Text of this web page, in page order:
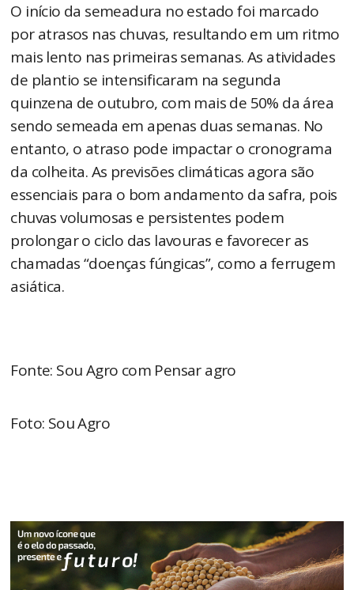
O início da semeadura no estado foi marcado
por atrasos nas chuvas, resultando em um ritmo
mais lento nas primeiras semanas. As atividades
de plantio se intensificaram na segunda
quinzena de outubro, com mais de 50% da área
sendo semeada em apenas duas semanas. No
entanto, o atraso pode impactar o cronograma
da colheita. As previsões climáticas agora são
essenciais para o bom andamento da safra, pois
chuvas volumosas e persistentes podem
prolongar o ciclo das lavouras e favorecer as
chamadas “doenças fúngicas”, como a ferrugem
asiática.
Fonte: Sou Agro com Pensar agro
Foto: Sou Agro